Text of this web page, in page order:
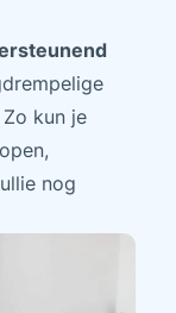
kun je
nog